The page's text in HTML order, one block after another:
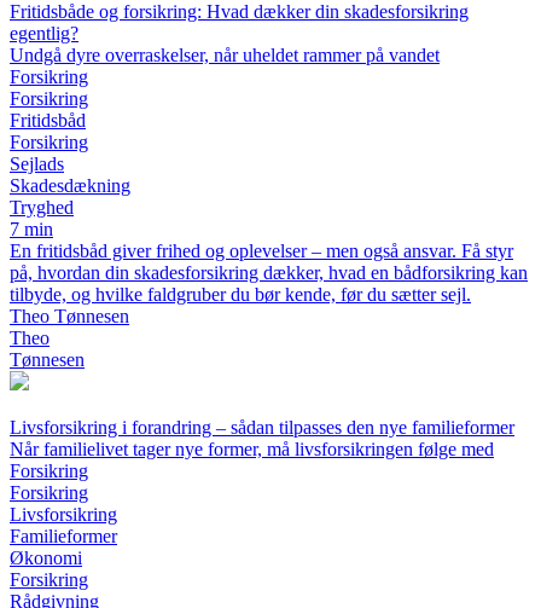
Fritidsbåde og forsikring: Hvad dækker din skadesforsikring
egentlig?
Undgå dyre overraskelser, når uheldet rammer på vandet
Forsikring
Forsikring
Fritidsbåd
Forsikring
Sejlads
Skadesdækning
Tryghed
7 min
En fritidsbåd giver frihed og oplevelser – men også ansvar. Få styr
på, hvordan din skadesforsikring dækker, hvad en bådforsikring kan
tilbyde, og hvilke faldgruber du bør kende, før du sætter sejl.
Theo Tønnesen
Theo
Tønnesen
Livsforsikring i forandring – sådan tilpasses den nye familieformer
Når familielivet tager nye former, må livsforsikringen følge med
Forsikring
Forsikring
Livsforsikring
Familieformer
Økonomi
Forsikring
Rådgivning